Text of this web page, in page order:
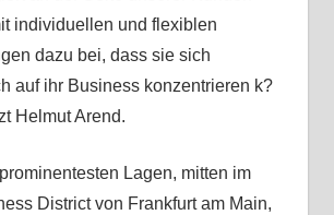
individuellen und flexiblen
dazu bei, dass sie sich
auf ihr Business konzentrieren k?
Helmut Arend.
Lagen, mitten im
District von Frankfurt am Main,